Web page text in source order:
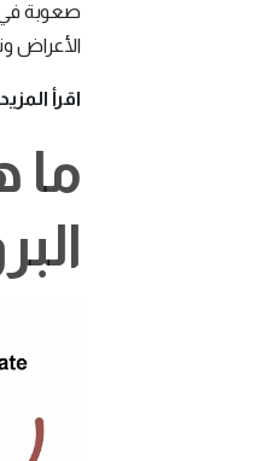
صعوبة في
الأعراض
اقرأ المزيد
ما